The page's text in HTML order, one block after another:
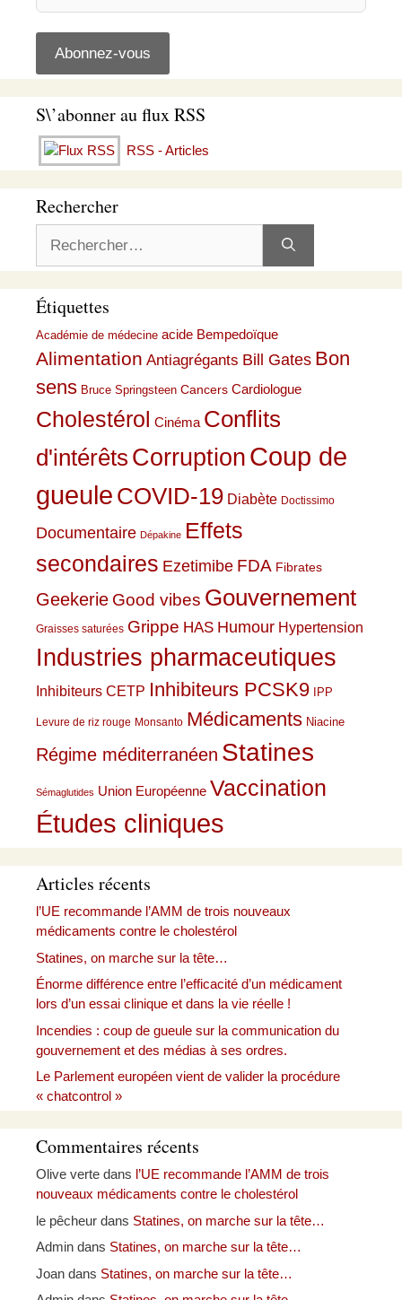
S\’abonner au flux RSS
RSS - Articles
Rechercher
Étiquettes
Académie de médecine acide Bempedoïque
Alimentation Antiagrégants Bill Gates Bon
sens Bruce Springsteen Cancers Cardiologue
Cholestérol Cinéma Conflits
d'intérêts CorruptionCoup de
gueule COVID-19 Diabète Doctissimo
Documentaire Dépakine Effets
secondaires Ezetimibe FDA Fibrates
Geekerie Good vibes Gouvernement
Graisses saturées Grippe HAS Humour Hypertension
Industries pharmaceutiques
Inhibiteurs CETP Inhibiteurs PCSK9 IPP
Levure de riz rouge Monsanto Médicaments Niacine
Régime méditerranéen Statines
Sémaglutides Union Européenne Vaccination
Études cliniques
Articles récents
l’UE recommande l’AMM de trois nouveaux
médicaments contre le cholestérol
Statines, on marche sur la tête…
Énorme différence entre l’efficacité d’un médicament
lors d’un essai clinique et dans la vie réelle !
Incendies : coup de gueule sur la communication du
gouvernement et des médias à ses ordres.
Le Parlement européen vient de valider la procédure
« chatcontrol »
Commentaires récents
Olive verte dans l’UE recommande l’AMM de trois
nouveaux médicaments contre le cholestérol
le pêcheur dans Statines, on marche sur la tête…
Admin dans Statines, on marche sur la tête…
Joan dans Statines, on marche sur la tête…